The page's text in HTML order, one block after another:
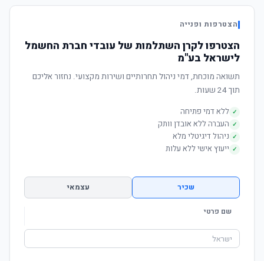
הצטרפות ופנייה
הצטרפו לקרן השתלמות של עובדי חברת החשמל
לישראל בע"מ
תשואה מוכחת, דמי ניהול תחרותיים ושירות מקצועי. נחזור אליכם
תוך 24 שעות.
✓ ללא דמי פתיחה
✓ העברה ללא אובדן וותק
✓ ניהול דיגיטלי מלא
✓ ייעוץ אישי ללא עלות
שכיר עצמאי
שם פרטי